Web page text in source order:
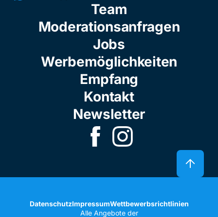
Team
Moderationsanfragen
Jobs
Werbemöglichkeiten
Empfang
Kontakt
Newsletter
DatenschutzImpressumWettbewerbsrichtlinien
Alle Angebote der